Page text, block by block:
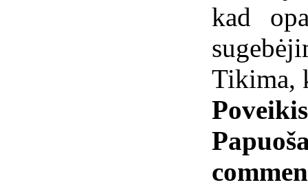
kad
Tikima,